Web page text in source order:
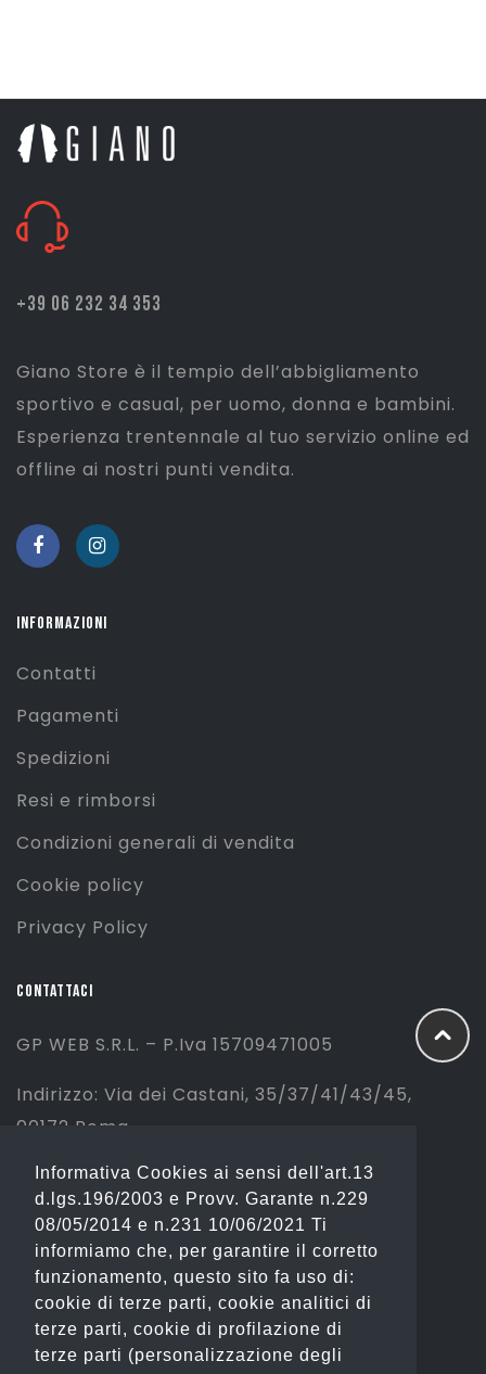
+39 06 232 34 353
Giano Store è il tempio dell’abbigliamento
sportivo e casual, per uomo, donna e bambini.
Esperienza trentennale al tuo servizio online ed
offline ai nostri punti vendita.
INFORMAZIONI
Contatti
Pagamenti
Spedizioni
Resi e rimborsi
Condizioni generali di vendita
Cookie policy
Privacy Policy
CONTATTACI
GP WEB S.R.L. – P.Iva 15709471005
Indirizzo: Via dei Castani, 35/37/41/43/45,
00172 Roma
Tel: 06 2310844 (Sport) – 06 23234353
(Fashion)
Email: info@gianostore.com
ORARI
Informativa Cookies ai sensi dell'art.13
d.lgs.196/2003 e Provv. Garante n.229
08/05/2014 e n.231 10/06/2021 Ti
informiamo che, per garantire il corretto
funzionamento, questo sito fa uso di:
cookie di terze parti, cookie analitici di
terze parti, cookie di profilazione di
terze parti (personalizzazione degli